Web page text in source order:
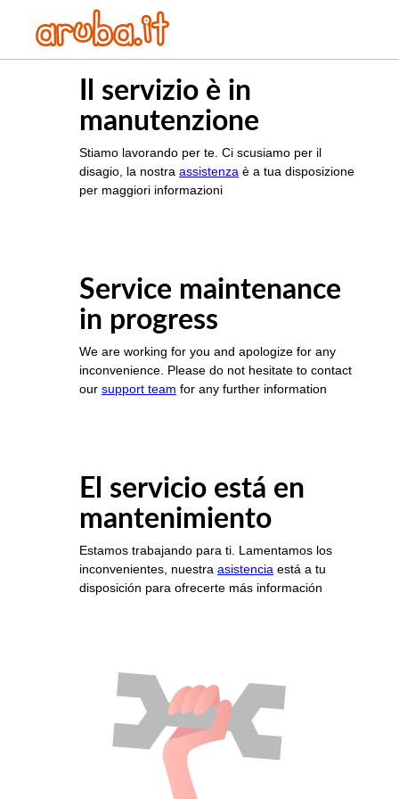
Il servizio è in
manutenzione
Stiamo lavorando per te. Ci scusiamo per il
disagio, la nostra assistenza è a tua disposizione
per maggiori informazioni
Service maintenance
in progress
We are working for you and apologize for any
inconvenience. Please do not hesitate to contact
our support team for any further information
El servicio está en
mantenimiento
Estamos trabajando para ti. Lamentamos los
inconvenientes, nuestra asistencia está a tu
disposición para ofrecerte más información